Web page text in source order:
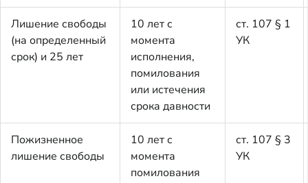
Лишение свободы
(на определенный
срок) и 25 лет
10 лет с
момента
исполнения,
помилования
или истечения
срока давности
ст. 107 § 1
УК
Пожизненное
лишение свободы
10 лет с
момента
помилования
ст. 107 § 3
УК